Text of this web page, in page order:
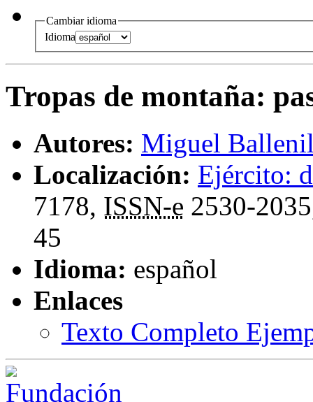
Cambiar idioma
Idioma
Tropas de montaña:
Autores: Miguel
Localización: Ejército:
7178, ISSN-e 2530-
45
Idioma: español
Enlaces
Texto Completo